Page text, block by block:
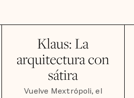
Klaus: La
arquitectura con
sátira
Vuelve Mextrópoli, el